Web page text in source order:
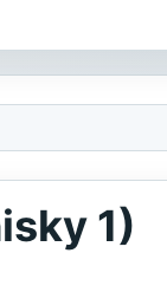
1)